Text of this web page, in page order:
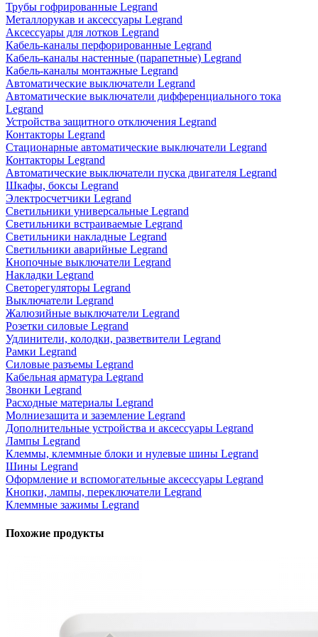
Трубы гофрированные Legrand
Металлорукав и аксессуары Legrand
Аксессуары для лотков Legrand
Кабель-каналы перфорированные Legrand
Кабель-каналы настенные (парапетные) Legrand
Кабель-каналы монтажные Legrand
Автоматические выключатели Legrand
Автоматические выключатели дифференциального тока
Legrand
Устройства защитного отключения Legrand
Контакторы Legrand
Стационарные автоматические выключатели Legrand
Контакторы Legrand
Автоматические выключатели пуска двигателя Legrand
Шкафы, боксы Legrand
Электросчетчики Legrand
Светильники универсальные Legrand
Светильники встраиваемые Legrand
Светильники накладные Legrand
Светильники аварийные Legrand
Кнопочные выключатели Legrand
Накладки Legrand
Светорегуляторы Legrand
Выключатели Legrand
Жалюзийные выключатели Legrand
Розетки силовые Legrand
Удлинители, колодки, разветвители Legrand
Рамки Legrand
Силовые разъемы Legrand
Кабельная арматура Legrand
Звонки Legrand
Расходные материалы Legrand
Молниезащита и заземление Legrand
Дополнительные устройства и аксессуары Legrand
Лампы Legrand
Клеммы, клеммные блоки и нулевые шины Legrand
Шины Legrand
Оформление и вспомогательные аксессуары Legrand
Кнопки, лампы, переключатели Legrand
Клеммные зажимы Legrand
Похожие продукты